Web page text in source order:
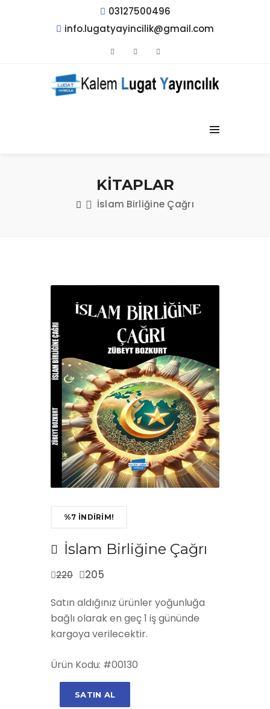
03127500496
info.lugatyayincilik@gmail.com
KİTAPLAR
İslam Birliğine Çağrı
%7 İNDİRİM!
İslam Birliğine Çağrı
220 205
Satın aldığınız ürünler yoğunluğa
bağlı olarak en geç 1 iş gününde
kargoya verilecektir.
Ürün Kodu: #00130
SATIN AL